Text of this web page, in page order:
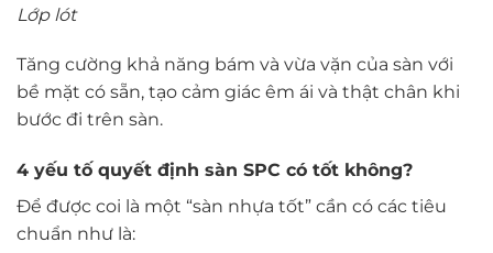
Lớp lót
Tăng cường khả năng bám và vừa vặn của sàn với
bề mặt có sẵn, tạo cảm giác êm ái và thật chân khi
bước đi trên sàn.
4 yếu tố quyết định sàn SPC có tốt không?
Để được coi là một “sàn nhựa tốt” cần có các tiêu
chuẩn như là: